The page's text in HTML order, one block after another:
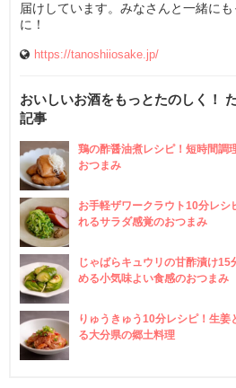
届けしています。みなさんと一緒に
に！
https://tanoshiiosake.jp/
おいしいお酒をもっとたのしく！
記事
鶏の酢醤油煮レシピ！短時間調
おつまみ
お手軽ザワークラウト10分レ
れるサラダ感覚のおつまみ
じゃばらキュウリの甘酢漬け
める小気味よい食感のおつまみ
りゅうきゅう10分レシピ！生
る大分県の郷土料理